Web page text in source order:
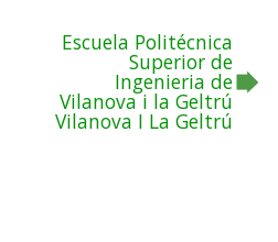
Escuela Politécnica
Superior de
Ingenieria de
Vilanova i la Geltrú
Vilanova I La Geltrú